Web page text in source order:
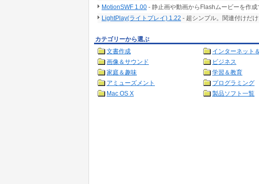
MotionSWF 1.00 - 静止画や動画からFlashムービーを作成
LightPlay(ライトプレイ) 1.22 - 超シンプル。関連付けだ
カテゴリーから選ぶ
文書作成
インターネット
画像＆サウンド
ビジネス
家庭＆趣味
学習＆教育
アミューズメント
プログラミング
Mac OS X
製品ソフト一覧